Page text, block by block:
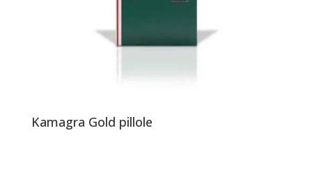
Kamagra Gold pillole